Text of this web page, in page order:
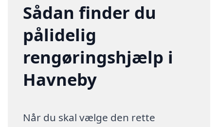
Sådan finder du
pålidelig
rengøringshjælp i
Havneby
Når du skal vælge den rette